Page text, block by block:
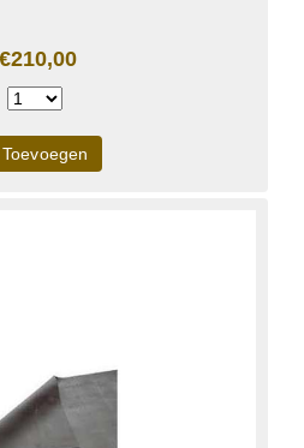
€210,00
Toevoegen